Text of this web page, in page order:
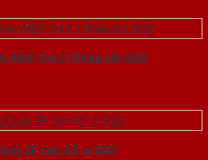
MDF O4-C1 Phào chi-SGD
2P van Gỗ-a-SGD